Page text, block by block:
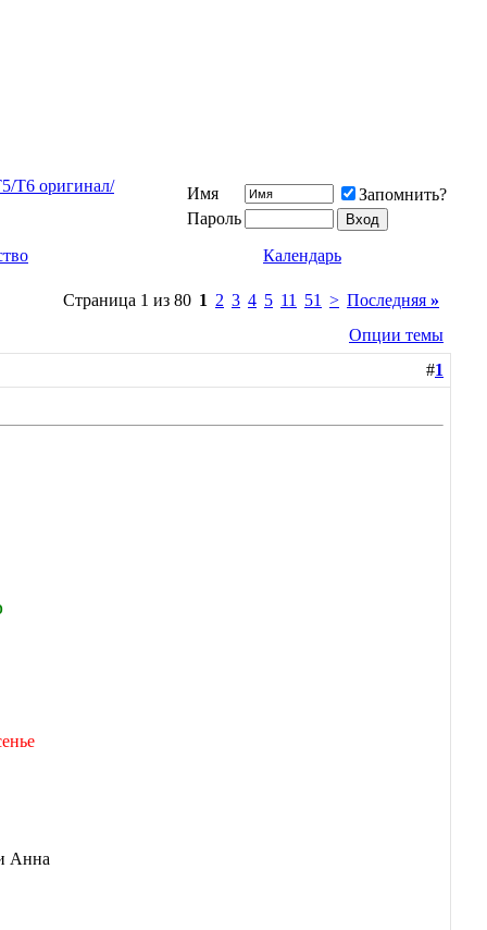
T6 оригинал/ Имя
Запомнить?
Пароль
Календарь
Страница 1 из 80 1 2 3 4 5 11 51 > Последняя »
Опции темы
#1
Анна